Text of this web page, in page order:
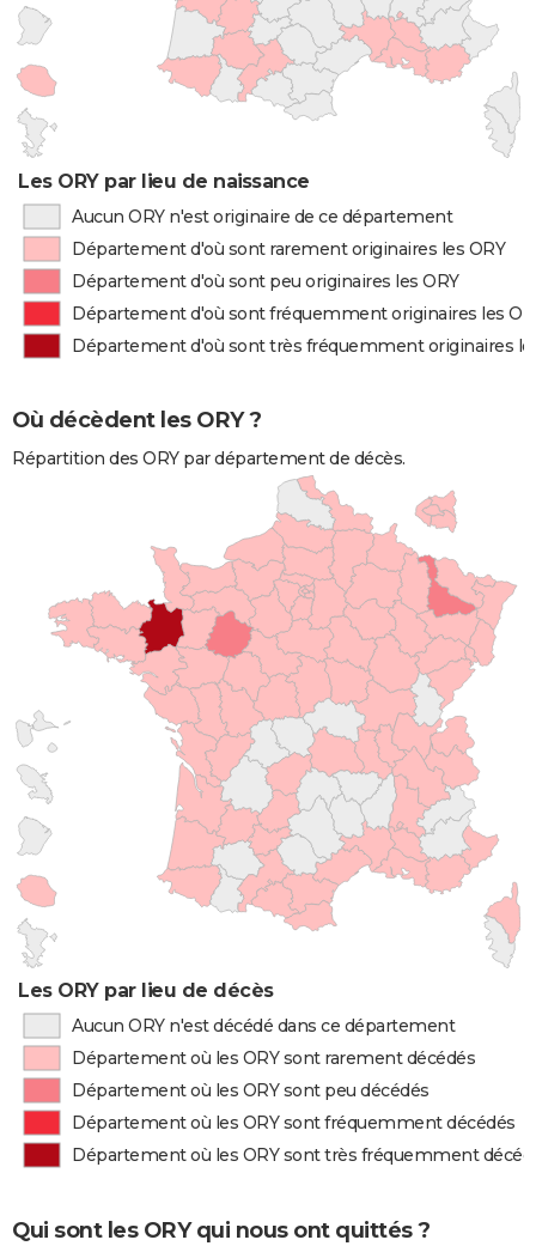
Les ORY par lieu de naissance
Aucun ORY n'est originaire de ce département
Département d'où sont rarement originaires les ORY
Département d'où sont peu originaires les ORY
Département d'où sont fréquemment originaires les
Département d'où sont très fréquemment originaires
Où décèdent les ORY ?
Répartition des ORY par département de décès.
Les ORY par lieu de décès
Aucun ORY n'est décédé dans ce département
Département où les ORY sont rarement décédés
Département où les ORY sont peu décédés
Département où les ORY sont fréquemment décédés
Département où les ORY sont très fréquemment
Qui sont les ORY qui nous ont quittés ?